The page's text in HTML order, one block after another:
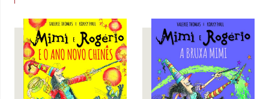
15,00 €.10,50 €.